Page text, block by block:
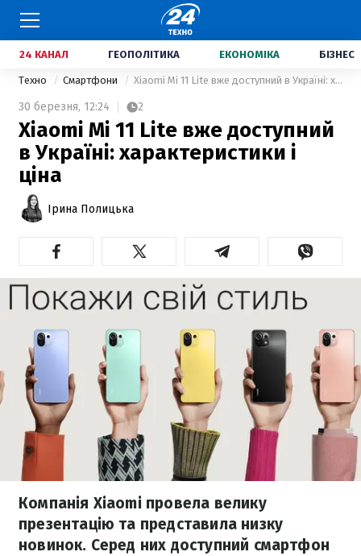
24 КАНАЛ ГЕОПОЛІТИКА ЕКОНОМІКА БІЗНЕС
Техно Смартфони Xiaomi Mi 11 Lite вже доступний в Україні: характеристики і ціна
30 березня, 12:24 2
Xiaomi Mi 11 Lite вже доступний
в Україні: характеристики і
ціна
Ірина Полицька
Компанія Xiaomi провела велику
презентацію та представила низку
новинок. Серед них доступний смартфон